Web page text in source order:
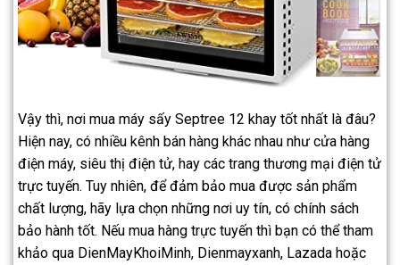
Vậy thì, nơi mua máy sấy Septree 12 khay tốt nhất là đâu?
Hiện nay, có nhiều kênh bán hàng khác nhau như cửa hàng
điện máy, siêu thị điện tử, hay các trang thương mại điện tử
trực tuyến. Tuy nhiên, để đảm bảo mua được sản phẩm
chất lượng, hãy lựa chọn những nơi uy tín, có chính sách
bảo hành tốt. Nếu mua hàng trực tuyến thì bạn có thể tham
khảo qua DienMayKhoiMinh, Dienmayxanh, Lazada hoặc